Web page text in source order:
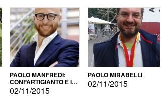
PAOLO MANFREDI:
CONFARTIGIANTO E IL
SONDAGGIO
02/11/2015
PAOLO MIRABELLI
02/11/2015